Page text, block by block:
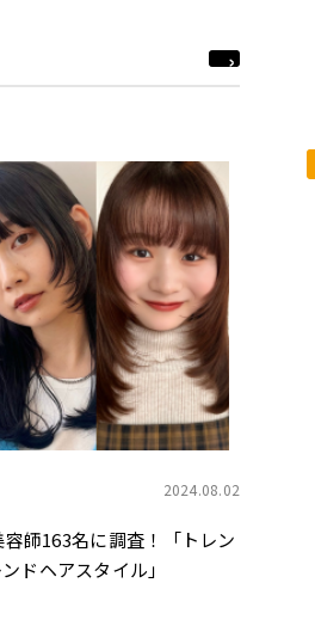
2024.08.02
容師163名に調査！「トレン
ドヘアスタイル」